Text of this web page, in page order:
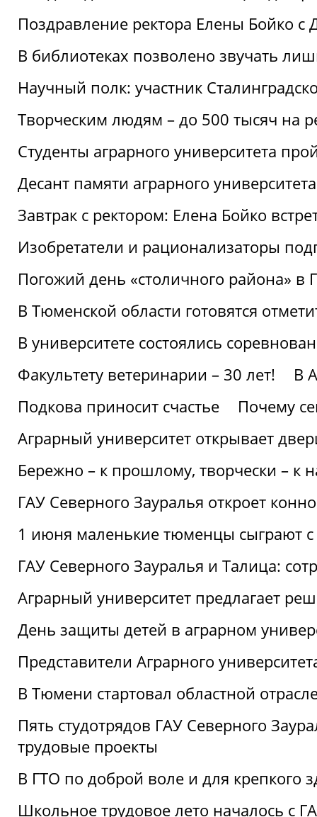
Поздравление ректора Елены Бойко
В библиотеках позволено звучать
Научный полк: участник
Творческим людям – до 500 тысяч на
Студенты аграрного университета
Десант памяти аграрного
Завтрак с ректором: Елена Бойко
Изобретатели и рационализаторы
Погожий день «столичного района» в
В Тюменской области готовятся
В университете состоялись
Факультету ветеринарии – 30 лет!
В
Подкова приносит счастье
Почему
Аграрный университет открывает
Бережно – к прошлому, творчески – к
ГАУ Северного Зауралья откроет
1 июня маленькие тюменцы сыграют с
ГАУ Северного Зауралья и Талица:
Аграрный университет предлагает
День защиты детей в аграрном
Представители Аграрного
В Тюмени стартовал областной
Пять студотрядов ГАУ Северного
трудовые проекты
В ГТО по доброй воле и для крепкого
Школьное трудовое лето началось с